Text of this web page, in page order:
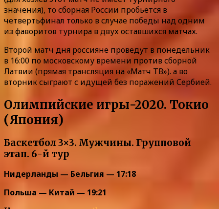
значения), то сборная России пробьется в
четвертьфинал только в случае победы над одним
из фаворитов турнира в двух оставшихся матчах.
Второй матч дня россияне проведут в понедельник
в 16:00 по московскому времени против сборной
Латвии (прямая трансляция на «Матч ТВ»). а во
вторник сыграют с идущей без поражений Сербией.
Олимпийские игры-2020. Токио
(Япония)
Баскетбол 3×3. Мужчины. Групповой
этап. 6-й тур
Нидерланды — Бельгия — 17:18
Польша — Китай — 19:21